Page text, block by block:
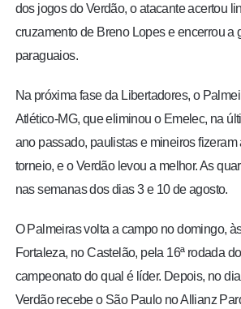
dos jogos do Verdão, o atacante acertou
cruzamento de Breno Lopes e encerrou a
paraguaios.
Na próxima fase da Libertadores, o
Atlético-MG, que eliminou o Emelec, na
ano passado, paulistas e mineiros fizeram
torneio, e o Verdão levou a melhor. As
nas semanas dos dias 3 e 10 de agosto.
O Palmeiras volta a campo no domingo,
Fortaleza, no Castelão, pela 16ª rodada
campeonato do qual é líder. Depois, no
Verdão recebe o São Paulo no Allianz